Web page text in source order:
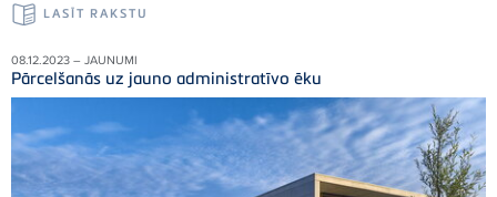
LASĪT RAKSTU
08.12.2023 – JAUNUMI
Pārcelšanās uz jauno administratīvo ēku